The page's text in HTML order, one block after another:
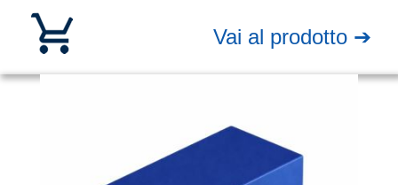
Vai al prodotto ➔